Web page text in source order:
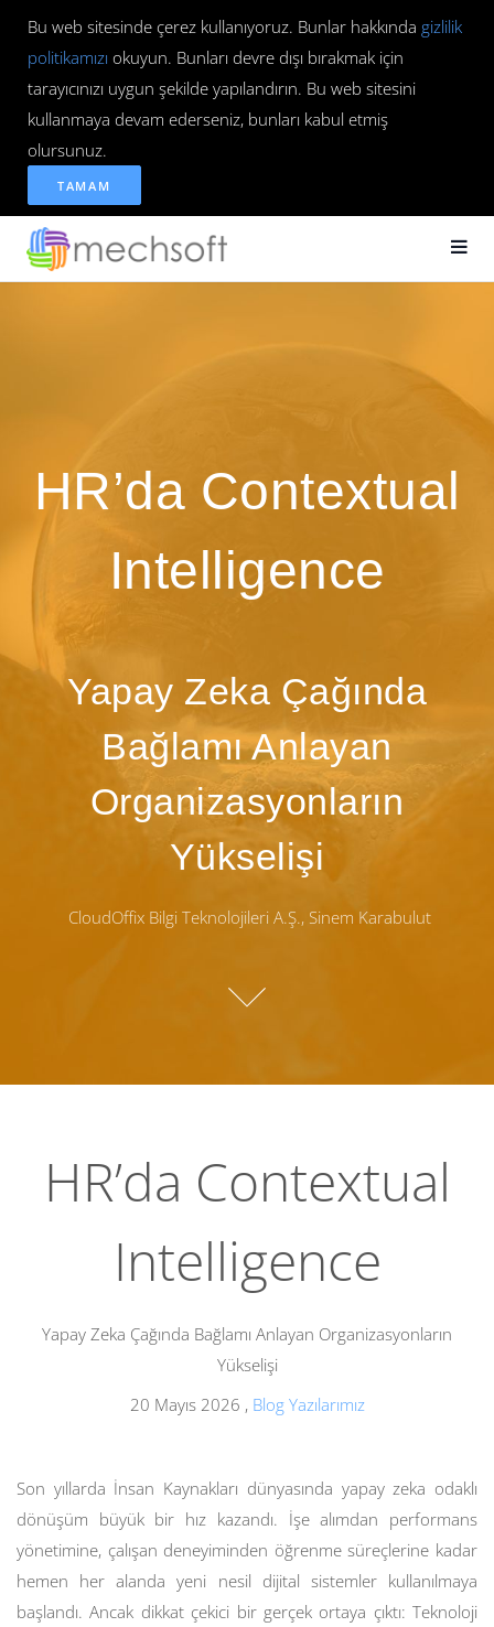
Bu web sitesinde çerez kullanıyoruz. Bunlar hakkında gizlilik
politikamızı okuyun. Bunları devre dışı bırakmak için
tarayıcınızı uygun şekilde yapılandırın. Bu web sitesini
kullanmaya devam ederseniz, bunları kabul etmiş
olursunuz.
TAMAM
HR’da Contextual
Intelligence
Yapay Zeka Çağında
Bağlamı Anlayan
Organizasyonların
Yükselişi
CloudOffix Bilgi Teknolojileri A.Ş., Sinem Karabulut
HR’da Contextual
Intelligence
Yapay Zeka Çağında Bağlamı Anlayan Organizasyonların
Yükselişi
20 Mayıs 2026 , Blog Yazılarımız
Son yıllarda İnsan Kaynakları dünyasında yapay zeka odaklı
dönüşüm büyük bir hız kazandı. İşe alımdan performans
yönetimine, çalışan deneyiminden öğrenme süreçlerine kadar
hemen her alanda yeni nesil dijital sistemler kullanılmaya
başlandı. Ancak dikkat çekici bir gerçek ortaya çıktı: Teknoloji